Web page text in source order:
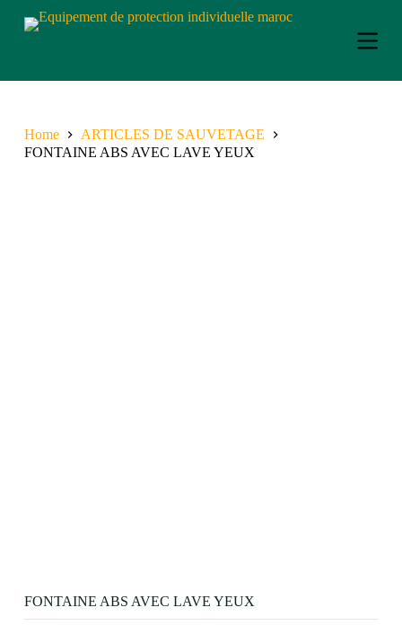
S
k
t
o
n
Home
ARTICLES DE SAUVETAGE
FONTAINE ABS AVEC LAVE YEUX
FONTAINE ABS AVEC LAVE YEUX